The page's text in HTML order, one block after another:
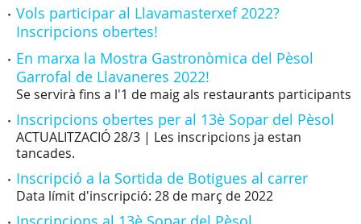
Vols participar al Llavamasterxef 2022?
Inscripcions obertes!
En marxa la Mostra Gastronòmica del Pèsol
Garrofal de Llavaneres 2022!
Se servirà fins a l'1 de maig als restaurants participants
Inscripcions obertes per al 13è Sopar del Pèsol
ACTUALITZACIÓ 28/3 | Les inscripcions ja estan
tancades.
Inscripció a la Sortida de Botigues al carrer
Data límit d'inscripció: 28 de març de 2022